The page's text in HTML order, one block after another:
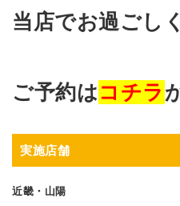
当店でお過ごし
ご予約は コチラ
実施店舗
近畿・山陽